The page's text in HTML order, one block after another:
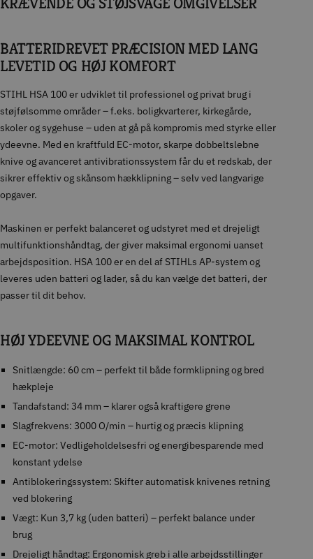
BATTERIDREVET PRÆCISION MED LANG
LEVETID OG HØJ KOMFORT
STIHL HSA 100 er udviklet til professionel og privat brug i
støjfølsomme områder – f.eks. boligkvarterer, kirkegårde,
skoler og sygehuse – uden at gå på kompromis med styrke eller
ydeevne. Med en kraftfuld EC-motor, skarpe dobbeltslebne
knive og avanceret antivibrationssystem får du et redskab, der
sikrer effektiv og skånsom hækklipning – selv ved langvarige
opgaver.
Maskinen er perfekt balanceret og udstyret med et drejeligt
multifunktionshåndtag, der giver maksimal ergonomi uanset
arbejdsposition. HSA 100 er en del af STIHLs AP-system og
leveres uden batteri og lader, så du kan vælge det batteri, der
passer til dit behov.
HØJ YDEEVNE OG MAKSIMAL KONTROL
Snitlængde: 60 cm – perfekt til både formklipning og bred
hækpleje
Tandafstand: 34 mm – klarer også kraftigere grene
Slagfrekvens: 3000 O/min – hurtig og præcis klipning
EC-motor: Vedligeholdelsesfri og energibesparende med
konstant ydelse
Antiblokeringssystem: Skifter automatisk knivenes retning
ved blokering
Vægt: Kun 3,7 kg (uden batteri) – perfekt balance under
brug
Drejeligt håndtag: Ergonomisk greb i alle arbejdsstillinger